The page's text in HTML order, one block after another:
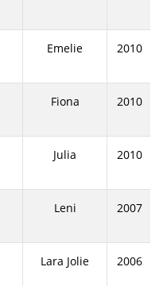
Emelie 2010
Fiona 2010
Julia 2010
Leni 2007
Lara Jolie 2006